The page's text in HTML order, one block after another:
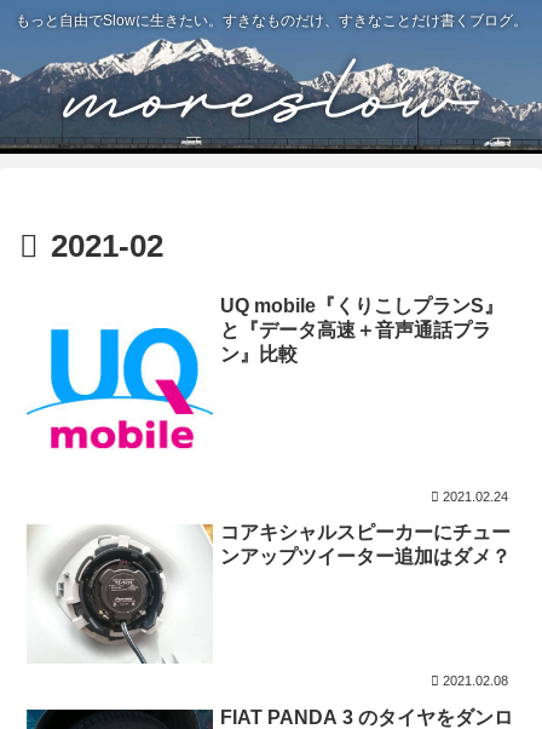
もっと自由でSlowに生きたい。すきなものだけ、すきなことだけ書くブログ。
2021-02
UQ mobile『くりこしプランS』
と『データ高速＋音声通話プラ
ン』比較
2021.02.24
コアキシャルスピーカーにチュー
ンアップツイーター追加はダメ？
2021.02.08
FIAT PANDA 3 のタイヤをダンロ